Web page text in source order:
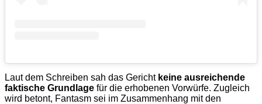
Laut dem Schreiben sah das Gericht keine ausreichende
faktische Grundlage für die erhobenen Vorwürfe. Zugleich
wird betont, Fantasm sei im Zusammenhang mit den